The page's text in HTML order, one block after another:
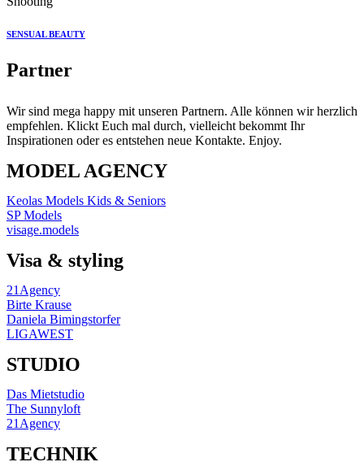
SENSUAL BEAUTY
Partner
Wir sind mega happy mit unseren Partnern. Alle können wir herzlich
empfehlen. Klickt Euch mal durch, vielleicht bekommt Ihr
Inspirationen oder es entstehen neue Kontakte. Enjoy.
MODEL AGENCY
Keolas Models Kids & Seniors
SP Models
visage.models
Visa & styling
21Agency
Birte Krause
Daniela Bimingstorfer
LIGAWEST
STUDIO
Das Mietstudio
The Sunnyloft
21Agency
TECHNIK